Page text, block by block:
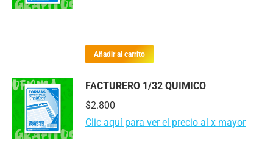
Añadir al carrito
FACTURERO 1/32 QUIMICO
$2.800
Clic aquí para ver el precio al x mayor